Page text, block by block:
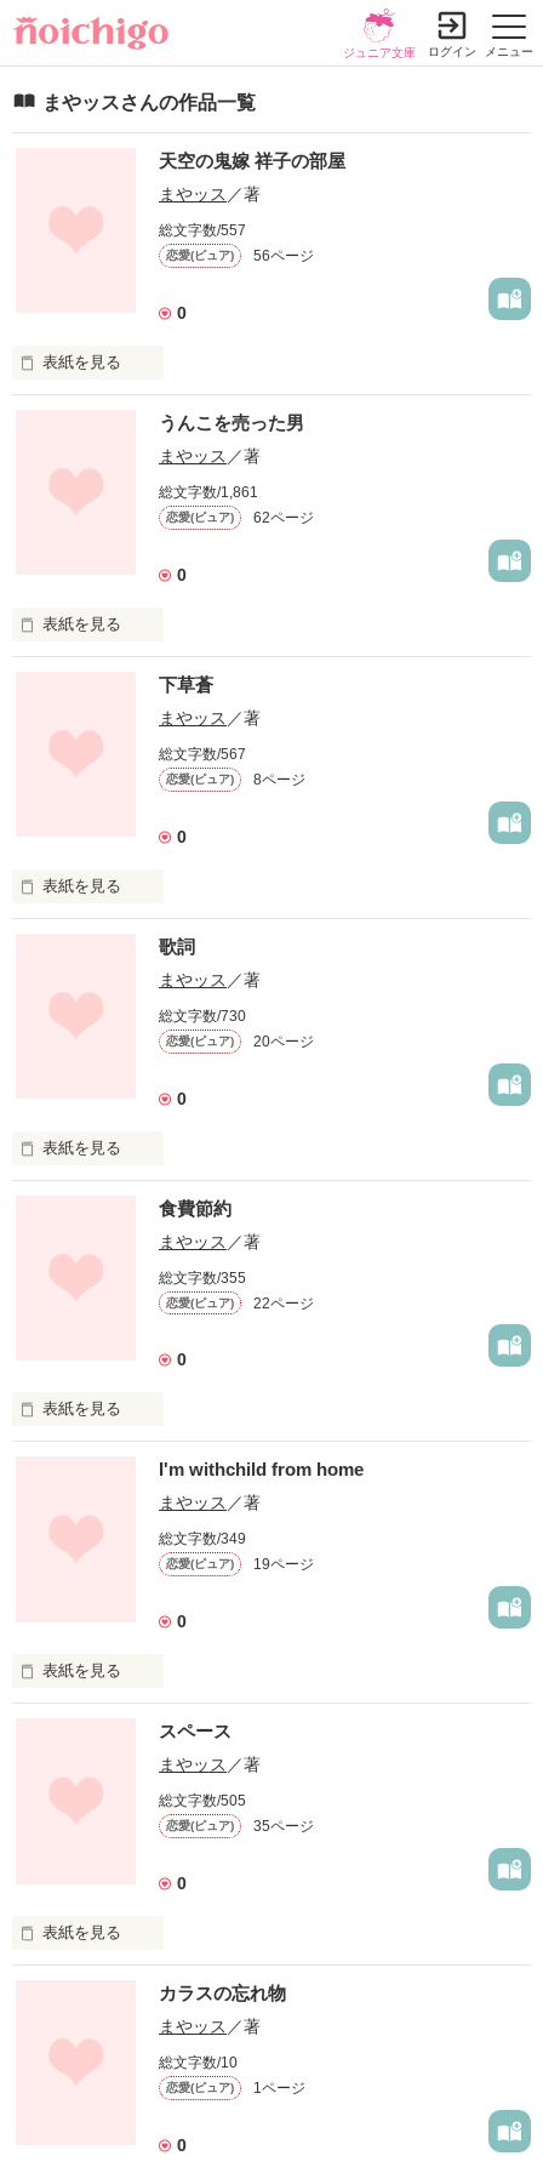
メニュー
ジュニア文庫 ログイン
まやッスさんの作品一覧
天空の鬼嫁 祥子の部屋
まやッス ／著
総文字数/557
恋愛(ピュア) 56ページ
0
表紙を見る
ズンドコベロンチョ。
作品を読む
うんこを売った男
まやッス ／著
総文字数/1,861
恋愛(ピュア) 62ページ
0
表紙を見る
作品を読む
下草蒼
まやッス ／著
総文字数/567
恋愛(ピュア) 8ページ
0
表紙を見る
新人類ヒットマン、下草蒼。
作品を読む
歌詞
まやッス ／著
総文字数/730
恋愛(ピュア) 20ページ
0
表紙を見る
作品を読む
食費節約
まやッス ／著
総文字数/355
恋愛(ピュア) 22ページ
0
表紙を見る
作品を読む
I'm withchild from home
まやッス ／著
総文字数/349
恋愛(ピュア) 19ページ
0
表紙を見る
作品を読む
スペース
まやッス ／著
総文字数/505
恋愛(ピュア) 35ページ
0
表紙を見る
作品を読む
カラスの忘れ物
まやッス ／著
総文字数/10
恋愛(ピュア) 1ページ
0